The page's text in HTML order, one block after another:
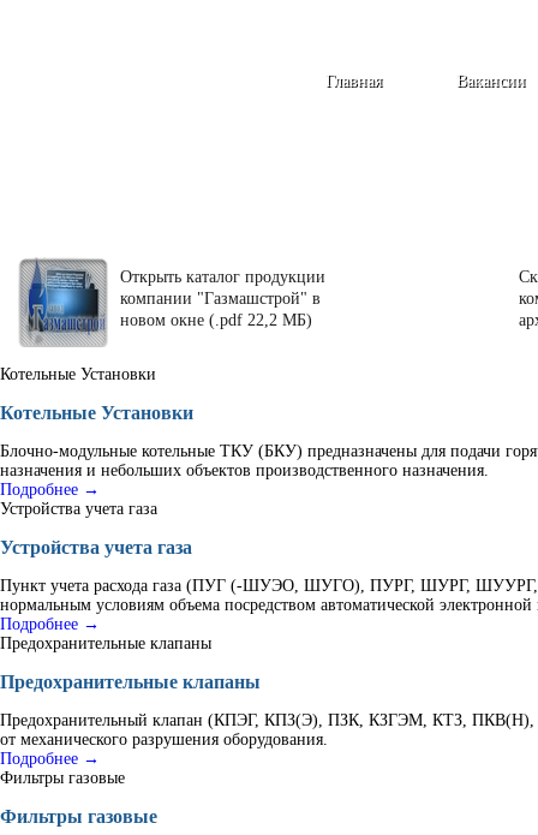
Вакансии
Главная
Открыть каталог продукции
компании "Газмашстрой" в
новом окне (.pdf 22,2 МБ)
Котельные Установки
Котельные Установки
Блочно-модульные котельные ТКУ (БКУ) предназначены для подачи
назначения и небольших объектов производственного назначения.
Подробнее →
Устройства учета газа
Устройства учета газа
Пункт учета расхода газа (ПУГ (-ШУЭО, ШУГО), ПУРГ, ШУРГ, ШУУРГ,
нормальным условиям объема посредством автоматической электронной
Подробнее →
Предохранительные клапаны
Предохранительные клапаны
Предохранительный клапан (КПЭГ, КПЗ(Э), ПЗК, КЗГЭМ, КТЗ, ПКВ(Н),
от механического разрушения оборудования.
Подробнее →
Фильтры газовые
Фильтры газовые